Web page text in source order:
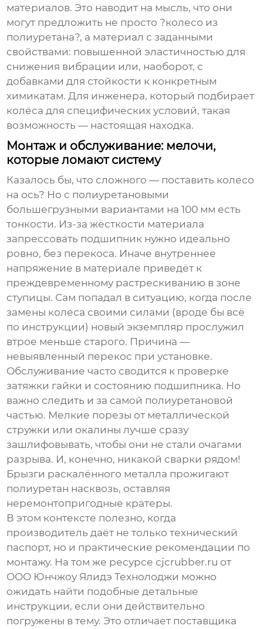
материалов. Это наводит на мысль, что они
могут предложить не просто ?колесо из
полиуретана?, а материал с заданными
свойствами: повышенной эластичностью для
снижения вибрации или, наоборот, с
добавками для стойкости к конкретным
химикатам. Для инженера, который подбирает
колёса для специфических условий, такая
возможность — настоящая находка.
Монтаж и обслуживание: мелочи,
которые ломают систему
Казалось бы, что сложного — поставить колесо
на ось? Но с полиуретановыми
большегрузными вариантами на 100 мм есть
тонкости. Из-за жёсткости материала
запрессовать подшипник нужно идеально
ровно, без перекоса. Иначе внутреннее
напряжение в материале приведёт к
преждевременному растрескиванию в зоне
ступицы. Сам попадал в ситуацию, когда после
замены колеса своими силами (вроде бы всё
по инструкции) новый экземпляр прослужил
втрое меньше старого. Причина —
невыявленный перекос при установке.
Обслуживание часто сводится к проверке
затяжки гайки и состоянию подшипника. Но
важно следить и за самой полиуретановой
частью. Мелкие порезы от металлической
стружки или окалины лучше сразу
зашлифовывать, чтобы они не стали очагами
разрыва. И, конечно, никакой сварки рядом!
Брызги раскалённого металла прожигают
полиуретан насквозь, оставляя
неремонтопригодные кратеры.
В этом контексте полезно, когда
производитель даёт не только технический
паспорт, но и практические рекомендации по
монтажу. На том же ресурсеcjcrubber.ru от
ООО Юнчжоу Ялидэ Технолоджи можно
ожидать найти подобные детальные
инструкции, если они действительно
погружены в тему. Это отличает поставщика